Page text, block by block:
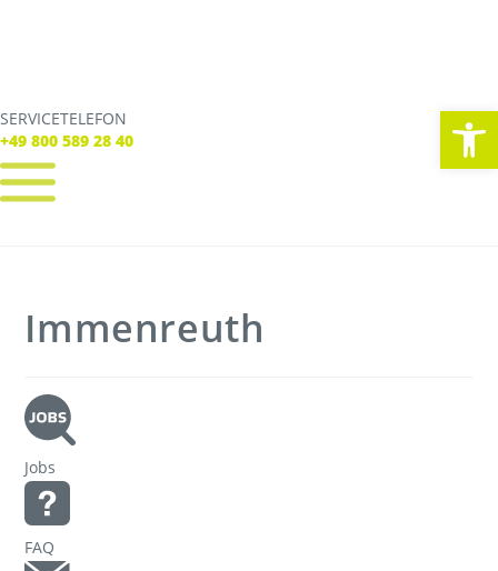
SERVICETELEFON
+49 800 589 28 40
SERVICE TELEFON
+49 800 589 28 40
Tickets
Freizeit
Immenreuth
Jobs
FAQ